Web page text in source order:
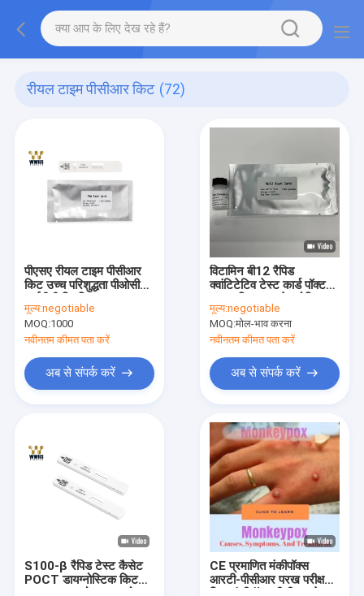
रीयल टाइम पीसीआर किट (72)
पीएसए रीयल टाइम पीसीआर
किट उच्च परिशुद्धता पीओसीटी
डायग्नोसिस डिवाइस
मूल्य:negotiable
MOQ:1000
नवीनतम कीमत पता करें
अब से संपर्क करें
विटामिन बी12 रैपिड
क्वांटिटेटिव टेस्ट कार्ड पॉक्ट
Wwhs
मूल्य:negotiable
MOQ:मोल-भाव करना
नवीनतम कीमत पता करें
अब से संपर्क करें
S100-β रैपिड टेस्ट कैसेट
POCT डायग्नोस्टिक किट
CE प्रमाणित मंकीपॉक्स
आरटी-पीसीआर परख परीक्षण